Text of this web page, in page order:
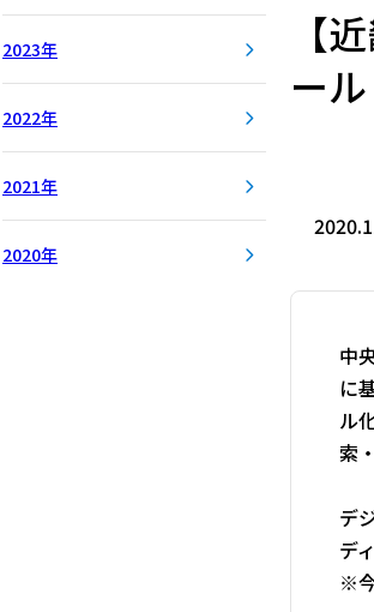
2023年
2022年
2021年
2020年
【
ー
中
に
ル
索
デ
デ
※